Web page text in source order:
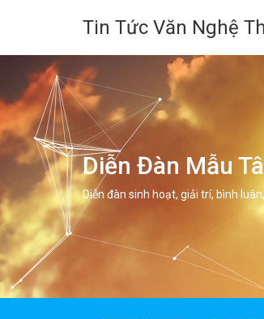
Tin Tức Văn Nghệ
Diễn Đàn Mẫu
Diễn đàn sinh hoạt, giải trí, bình